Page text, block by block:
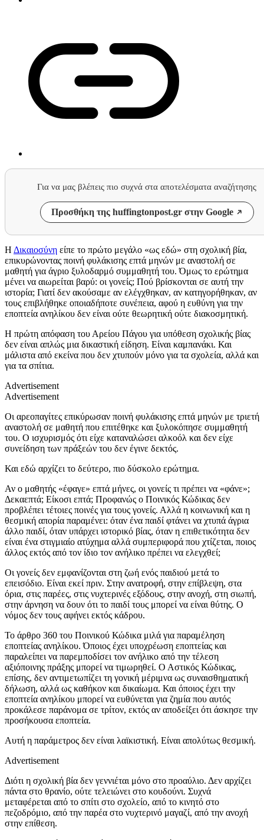
Για να μας βλέπεις πιο συχνά στα αποτελέσματα αναζήτησης
Προσθήκη της huffingtonpost.gr στην Google
Η Δικαιοσύνη είπε το πρώτο μεγάλο «ως εδώ» στη σχολική βία,
επικυρώνοντας ποινή φυλάκισης επτά μηνών με αναστολή σε
μαθητή για άγριο ξυλοδαρμό συμμαθητή του. Όμως το ερώτημα
μένει να αιωρείται βαρύ: οι γονείς; Πού βρίσκονται σε αυτή την
ιστορία; Γιατί δεν ακούσαμε αν ελέγχθηκαν, αν κατηγορήθηκαν, αν
τους επιβλήθηκε οποιαδήποτε συνέπεια, αφού η ευθύνη για την
εποπτεία ανηλίκου δεν είναι ούτε θεωρητική ούτε διακοσμητική.
Η πρώτη απόφαση του Αρείου Πάγου για υπόθεση σχολικής βίας
δεν είναι απλώς μια δικαστική είδηση. Είναι καμπανάκι. Και
μάλιστα από εκείνα που δεν χτυπούν μόνο για τα σχολεία, αλλά και
για τα σπίτια.
Advertisement
Advertisement
Οι αρεοπαγίτες επικύρωσαν ποινή φυλάκισης επτά μηνών με τριετή
αναστολή σε μαθητή που επιτέθηκε και ξυλοκόπησε συμμαθητή
του. Ο ισχυρισμός ότι είχε καταναλώσει αλκοόλ και δεν είχε
συνείδηση των πράξεών του δεν έγινε δεκτός.
Και εδώ αρχίζει το δεύτερο, πιο δύσκολο ερώτημα.
Αν ο μαθητής «έφαγε» επτά μήνες, οι γονείς τι πρέπει να «φάνε»;
Δεκαεπτά; Είκοσι επτά; Προφανώς ο Ποινικός Κώδικας δεν
προβλέπει τέτοιες ποινές για τους γονείς. Αλλά η κοινωνική και η
θεσμική απορία παραμένει: όταν ένα παιδί φτάνει να χτυπά άγρια
άλλο παιδί, όταν υπάρχει ιστορικό βίας, όταν η επιθετικότητα δεν
είναι ένα στιγμιαίο ατύχημα αλλά συμπεριφορά που χτίζεται, ποιος
άλλος εκτός από τον ίδιο τον ανήλικο πρέπει να ελεγχθεί;
Οι γονείς δεν εμφανίζονται στη ζωή ενός παιδιού μετά το
επεισόδιο. Είναι εκεί πριν. Στην ανατροφή, στην επίβλεψη, στα
όρια, στις παρέες, στις νυχτερινές εξόδους, στην ανοχή, στη σιωπή,
στην άρνηση να δουν ότι το παιδί τους μπορεί να είναι θύτης. Ο
νόμος δεν τους αφήνει εκτός κάδρου.
Το άρθρο 360 του Ποινικού Κώδικα μιλά για παραμέληση
εποπτείας ανηλίκου. Όποιος έχει υποχρέωση εποπτείας και
παραλείπει να παρεμποδίσει τον ανήλικο από την τέλεση
αξιόποινης πράξης μπορεί να τιμωρηθεί. Ο Αστικός Κώδικας,
επίσης, δεν αντιμετωπίζει τη γονική μέριμνα ως συναισθηματική
δήλωση, αλλά ως καθήκον και δικαίωμα. Και όποιος έχει την
εποπτεία ανηλίκου μπορεί να ευθύνεται για ζημία που αυτός
προκάλεσε παράνομα σε τρίτον, εκτός αν αποδείξει ότι άσκησε την
προσήκουσα εποπτεία.
Αυτή η παράμετρος δεν είναι λαϊκιστική. Είναι απολύτως θεσμική.
Advertisement
Διότι η σχολική βία δεν γεννιέται μόνο στο προαύλιο. Δεν αρχίζει
πάντα στο θρανίο, ούτε τελειώνει στο κουδούνι. Συχνά
μεταφέρεται από το σπίτι στο σχολείο, από το κινητό στο
πεζοδρόμιο, από την παρέα στο νυχτερινό μαγαζί, από την ανοχή
στην επίθεση.